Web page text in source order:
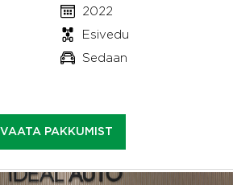
2022
Esivedu
Sedaan
VAATA PAKKUMIST